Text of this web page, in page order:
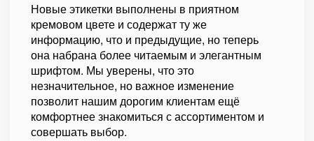
Новые этикетки выполнены в приятном
кремовом цвете и содержат ту же
информацию, что и предыдущие, но теперь
она набрана более читаемым и элегантным
шрифтом. Мы уверены, что это
незначительное, но важное изменение
позволит нашим дорогим клиентам ещё
комфортнее знакомиться с ассортиментом и
совершать выбор.